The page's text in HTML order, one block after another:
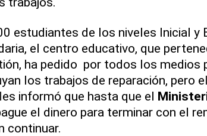
estudiantes de los niveles Inicial y
el centro educativo, que
ha pedido por todos los medios
los trabajos de reparación, pero
informó que hasta que el
el dinero para terminar con el
continuar.